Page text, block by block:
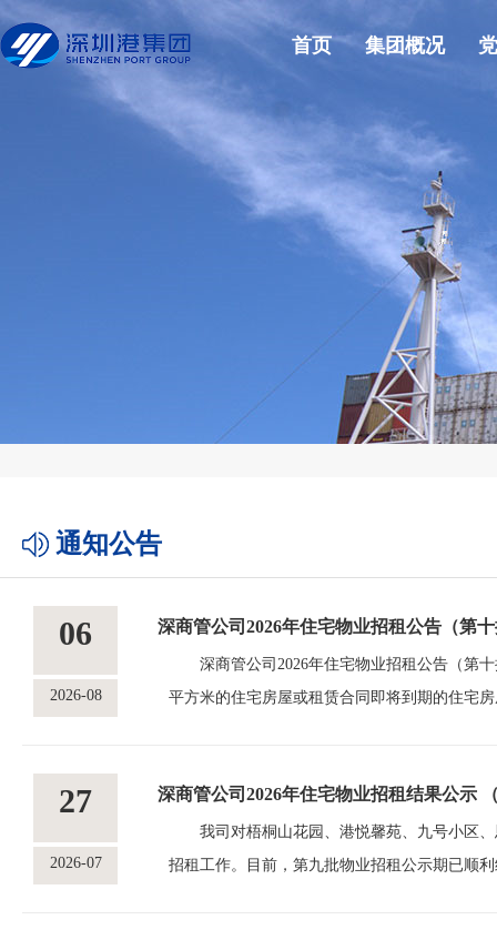
首页 集团概况
通知公告
06
2026-08
深商管公司2026年住宅物业招租公告（第
深商管公司2026年住宅物业招租公告（第
平方米的住宅房屋或租赁合同即将到期的住宅
以示负责。深圳市深圳港商业管理有限公司综
适当方式向反映情况和问题的单位或
27
2026-07
深商管公司2026年住宅物业招租结果公示
我司对梧桐山花园、港悦馨苑、九号小区、
招租工作。目前，第九批物业招租公示期已顺